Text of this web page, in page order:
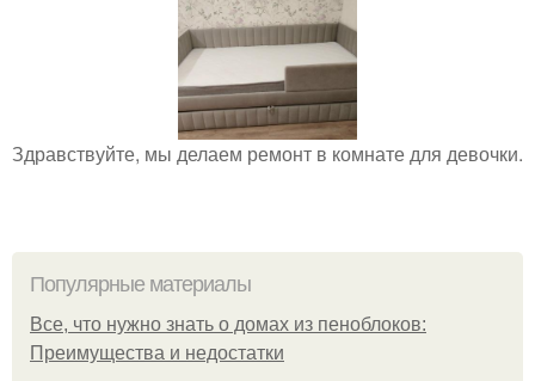
Здравствуйте, мы делаем ремонт в комнате для девочки.
Популярные материалы
Все, что нужно знать о домах из пеноблоков:
Преимущества и недостатки